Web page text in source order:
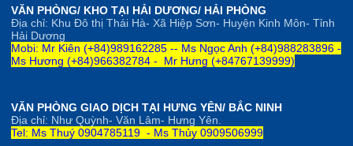
VĂN PHÒNG/ KHO TẠI HẢI DƯƠNG/ HẢI PHÒNG
Địa chỉ: Khu Đô thị Thái Hà- Xã Hiệp Sơn- Huyện Kinh Môn- Tỉnh
Hải Dương
Mobi: Mr Kiên (+84)989162285 -- Ms Ngọc Anh (+84)988283896 -
Ms Hương (+84)966382784 - Mr Hưng (+84767139999)
VĂN PHÒNG GIAO DỊCH TẠI HƯNG YÊN/ BẮC NINH
Địa chỉ: Như Quỳnh- Văn Lâm- Hưng Yên.
Tel: Ms Thuý 0904785119 - Ms Thủy 0909506999